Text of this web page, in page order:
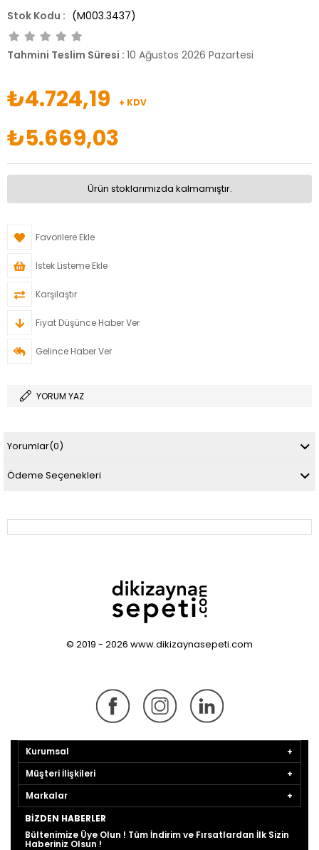
(M003.3437)
Tahmini Teslim Süresi : 10 Ağustos 2026 Pazartesi
₺4.724,19 + KDV
₺5.669,03
Ürün stoklarımızda kalmamıştır.
Favorilere Ekle
İstek Listeme Ekle
Karşılaştır
Fiyat Düşünce Haber Ver
Gelince Haber Ver
YORUM YAZ
Yorumlar(0)
Ödeme Seçenekleri
© 2019 - 2026 www.dikizaynasepeti.com
Kurumsal
Müşteri İlişkileri
Markalar
BIZDEN HABERLER
Bültenimize Üye Olun ! Tüm İndirim ve Fırsatlardan İlk Sizin
Haberiniz Olsun !